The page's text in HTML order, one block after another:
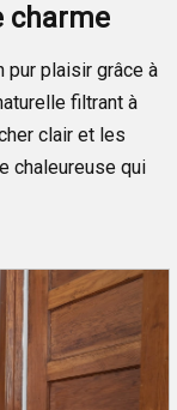
charme
pur plaisir grâce à
filtrant à
clair et les
chaleureuse qui